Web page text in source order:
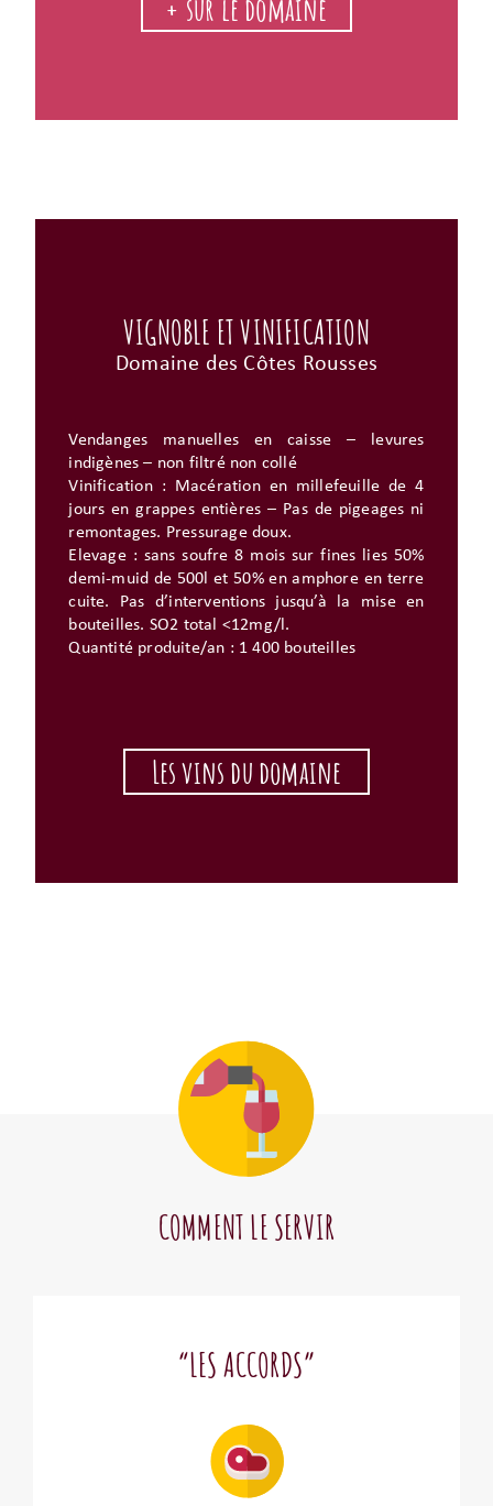
+ sur le domaine
VIGNOBLE ET VINIFICATION
Domaine des Côtes Rousses
Vendanges manuelles en caisse – levures
indigènes – non filtré non collé
Vinification : Macération en millefeuille de 4
jours en grappes entières – Pas de pigeages ni
remontages. Pressurage doux.
Elevage : sans soufre 8 mois sur fines lies 50%
demi-muid de 500l et 50% en amphore en terre
cuite. Pas d’interventions jusqu’à la mise en
bouteilles. SO2 total <12mg/l.
Quantité produite/an : 1 400 bouteilles
Les vins du domaine
COMMENT LE SERVIR
“LES ACCORDS”